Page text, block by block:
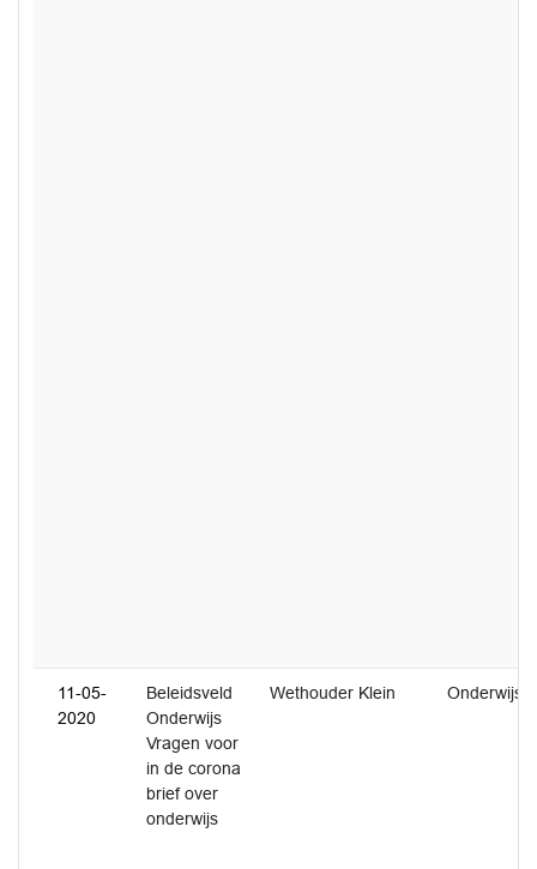
11-05-
2020
Beleidsveld
Onderwijs
Vragen voor
in de corona
brief over
onderwijs
Wethouder Klein Onderwijs